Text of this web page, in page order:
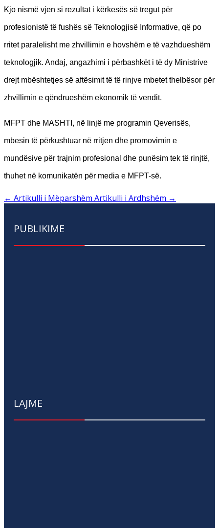
Kjo nismë vjen si rezultat i kërkesës së tregut për
profesionistë të fushës së Teknologjisë Informative, që po
rritet paralelisht me zhvillimin e hovshëm e të vazhdueshëm
teknologjik. Andaj, angazhimi i përbashkët i të dy Ministrive
drejt mbështetjes së aftësimit të të rinjve mbetet thelbësor për
zhvillimin e qëndrueshëm ekonomik të vendit.
MFPT dhe MASHTI, në linjë me programin Qeverisës,
mbesin të përkushtuar në rritjen dhe promovimin e
mundësive për trajnim profesional dhe punësim tek të rinjtë,
thuhet në komunikatën për media e MFPT-së.
← Artikulli i Mëparshëm Artikulli i Ardhshëm →
PUBLIKIME
LAJME